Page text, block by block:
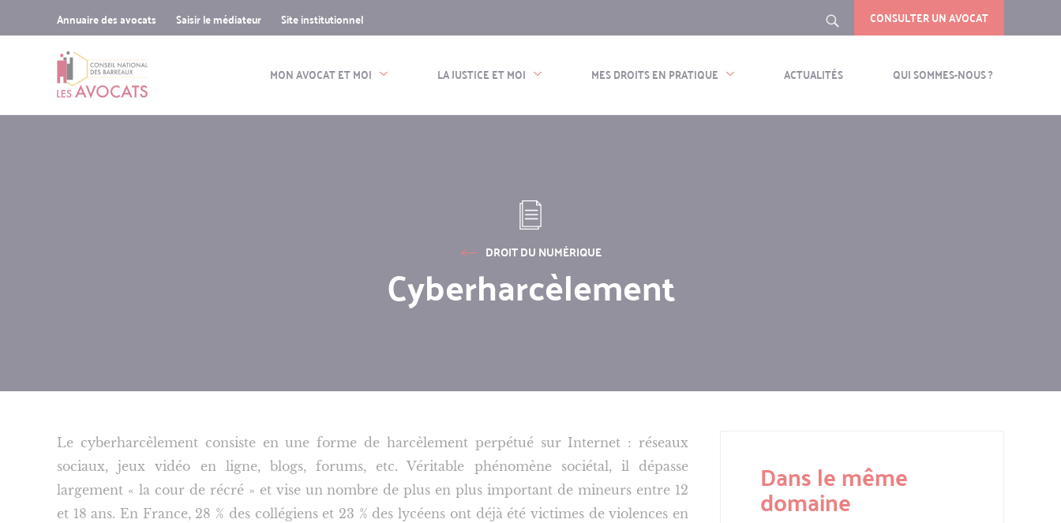
au
principal
to
to
navigation
Sup-
menu
Annuaire des avocats Saisir le médiateur
Site institutionnel
Rechercher
CONSULTER UN AVOCAT
principale
MON AVOCAT ET MOI LA JUSTICE ET MOI MES DROITS EN PRATIQUE ACTUALITÉS QUI SOMMES-NOUS ?
DROIT DU NUMÉRIQUE
Cyberharcèlement
Le cyberharcèlement consiste en une forme de harcèlement perpétué sur Internet : réseaux
sociaux, jeux vidéo en ligne, blogs, forums, etc. Véritable phénomène sociétal, il dépasse
largement « la cour de récré » et vise un nombre de plus en plus important de mineurs entre 12
et 18 ans. En France, 28 % des collégiens et 23 % des lycéens ont déjà été victimes de violences en
Dans le même
domaine